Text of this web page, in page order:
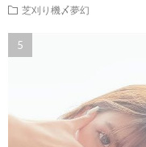
芝刈り機〆夢幻